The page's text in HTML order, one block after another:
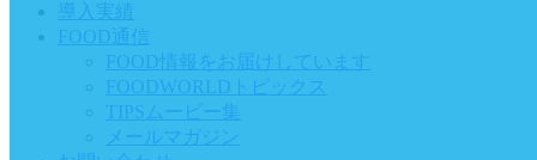
導入実績
FOOD通信
FOOD情報をお届けしています
FOODWORLDトピックス
TIPSムービー集
メールマガジン